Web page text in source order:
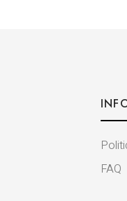
FAQ